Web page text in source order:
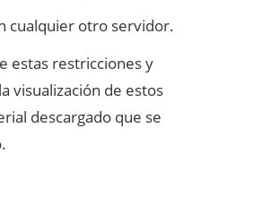
cualquier otro servidor.
estas restricciones y
visualización de estos
descargado que se